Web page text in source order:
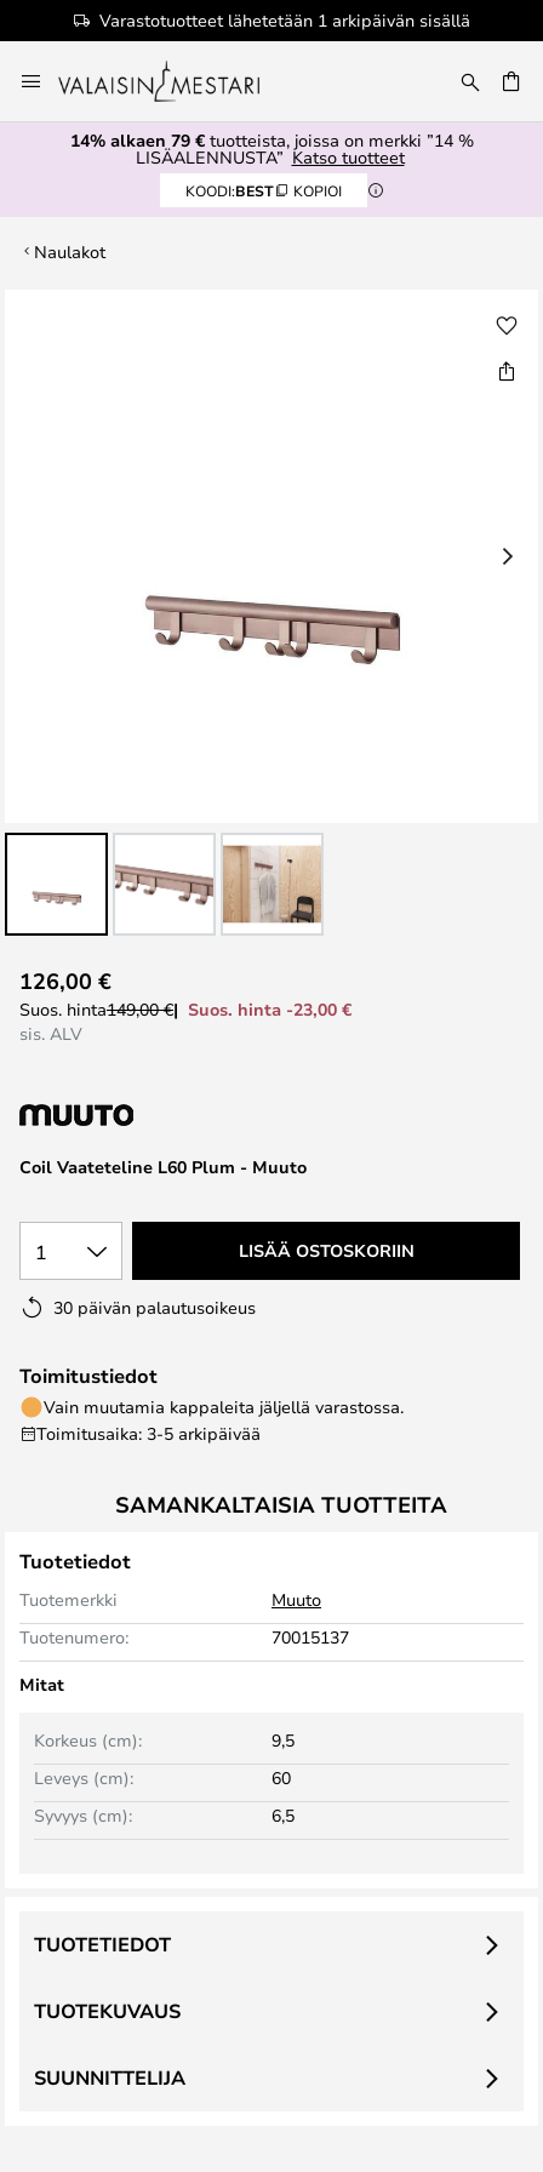
Varastotuotteet lähetetään 1 arkipäivän sisällä
to
Content
14% alkaen 79 €tuotteista, joissa on merkki ”14 %
LISÄALENNUSTA” Katso tuotteet
KOODI:BEST KOPIOI
Naulakot
to
the
the
gallery
Coil Vaateteline L60 Plum - Muuto
126,00 €
Suos. hinta149,00 €
Suos. hinta -23,00 €
sis. ALV
1 LISÄÄ OSTOSKORIIN
30 päivän palautusoikeus
Toimitustiedot
Vain muutamia kappaleita jäljellä varastossa.
Toimitusaika: 3-5 arkipäivää
SAMANKALTAISIA TUOTTEITA
Tuotetiedot
Tuotemerkki
Muuto
Tuotenumero:
70015137
Mitat
Leveys (cm): 60
Korkeus (cm): 9,5
Syvyys (cm): 6,5
TUOTEKUVAUS
TUOTETIEDOT
SUUNNITTELIJA